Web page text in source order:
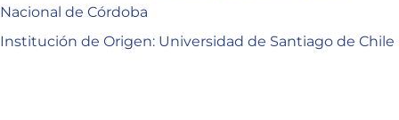
Nacional de Córdoba
Institución de Origen: Universidad de Santiago de Chile